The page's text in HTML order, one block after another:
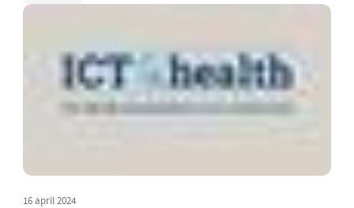
16 april 2024